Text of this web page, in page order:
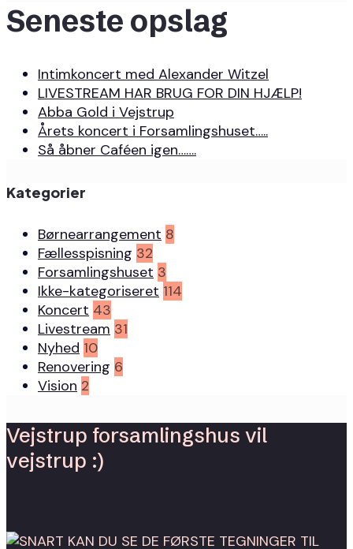
Seneste opslag
Intimkoncert med Alexander Witzel
LIVESTREAM HAR BRUG FOR DIN HJÆLP!
Abba Gold i Vejstrup
Årets koncert i Forsamlingshuset…..
Så åbner Caféen igen…….
Kategorier
Børnearrangement 8
Fællesspisning 32
Forsamlingshuset 3
Ikke-kategoriseret 114
Koncert 43
Livestream 31
Nyhed 10
Renovering 6
Vision 2
Vejstrup forsamlingshus vil
vejstrup :)